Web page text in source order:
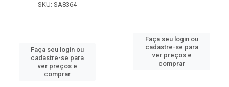
SKU: SA8364
Faça seu login ou
cadastre-se para
ver preços e
comprar
Faça seu login ou
cadastre-se para
ver preços e
comprar